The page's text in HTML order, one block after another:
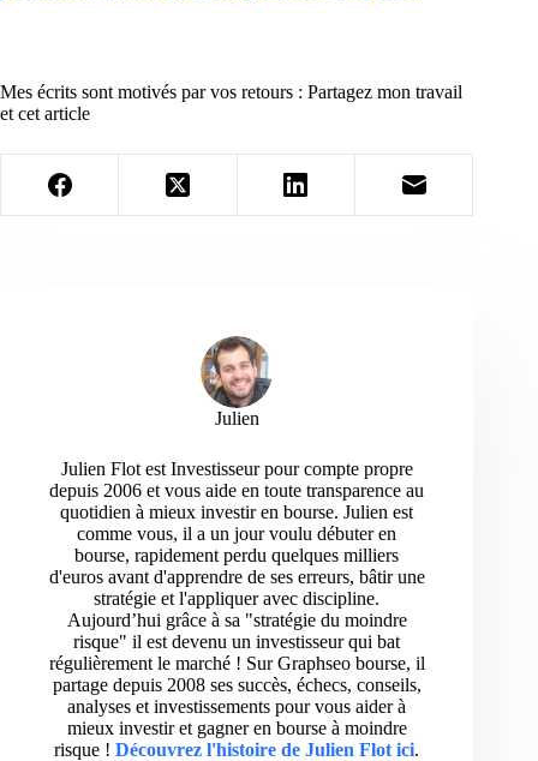
Mes écrits sont motivés par vos retours : Partagez mon travail
et cet article
Julien
Julien Flot est Investisseur pour compte propre
depuis 2006 et vous aide en toute transparence au
quotidien à mieux investir en bourse. Julien est
comme vous, il a un jour voulu débuter en
bourse, rapidement perdu quelques milliers
d'euros avant d'apprendre de ses erreurs, bâtir une
stratégie et l'appliquer avec discipline.
Aujourd’hui grâce à sa "stratégie du moindre
risque" il est devenu un investisseur qui bat
régulièrement le marché ! Sur Graphseo bourse, il
partage depuis 2008 ses succès, échecs, conseils,
analyses et investissements pour vous aider à
mieux investir et gagner en bourse à moindre
risque ! Découvrez l'histoire de Julien Flot ici.